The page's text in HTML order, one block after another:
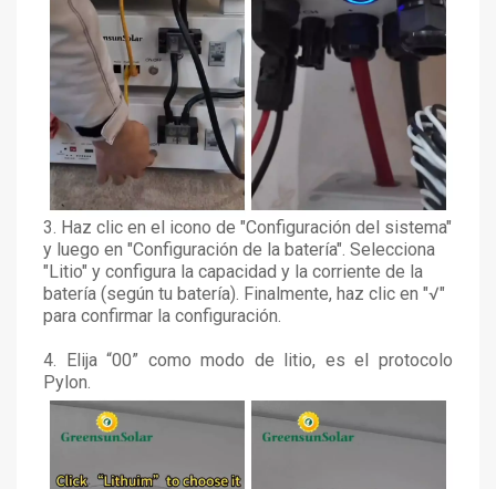
3. Haz clic en el icono de "Configuración del sistema"
y luego en "Configuración de la batería". Selecciona
"Litio" y configura la capacidad y la corriente de la
batería (según tu batería). Finalmente, haz clic en "√"
para confirmar la configuración.
4. Elija “00” como modo de litio, es el protocolo
Pylon.